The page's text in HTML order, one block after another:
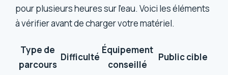
pour plusieurs heures sur l’eau. Voici les éléments
à vérifier avant de charger votre matériel.
Type de
parcours
Difficulté
Équipement
conseillé
Public cible